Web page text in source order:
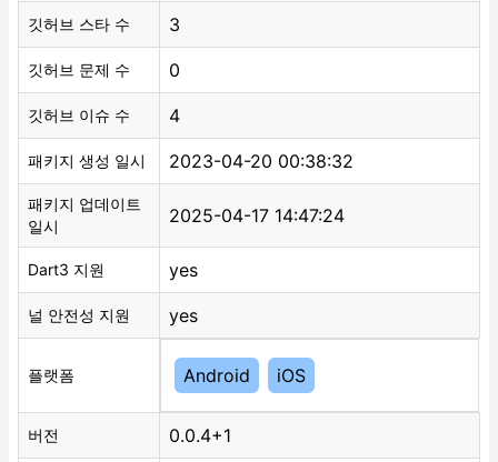
깃허브 스타 수 3
깃허브 문제 수 0
깃허브 이슈 수 4
패키지 생성 일시 2023-04-20 00:38:32
패키지 업데이트
일시
2025-04-17 14:47:24
Dart3 지원 yes
널 안전성 지원 yes
플랫폼 Android iOS
버전 0.0.4+1